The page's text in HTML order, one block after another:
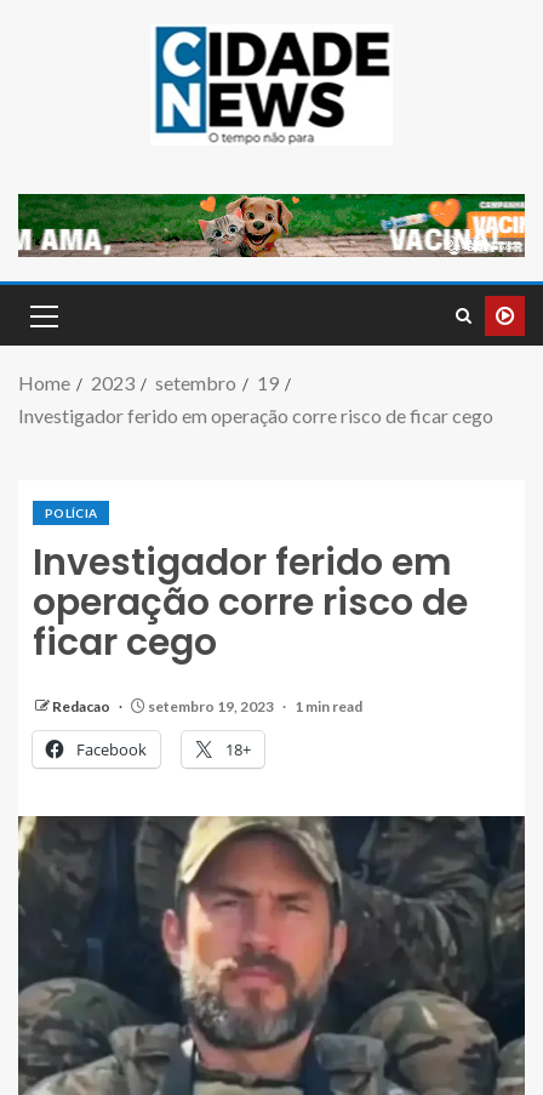
Home 2023 setembro
19
Investigador ferido em operação corre risco de ficar cego
POLÍCIA
Investigador ferido em
operação corre risco de
ficar cego
Redacao setembro 19, 2023 1 min read
Facebook 18+